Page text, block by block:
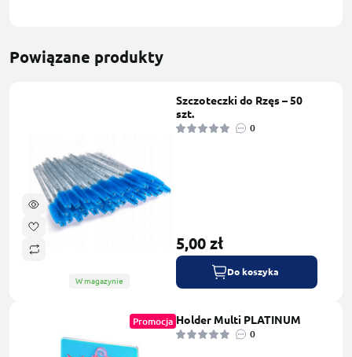
Powiązane produkty
W magazynie
Szczoteczki do Rzęs – 50
szt.
0
5,00 zł
Do koszyka
Promocja Holder Multi PLATINUM
0